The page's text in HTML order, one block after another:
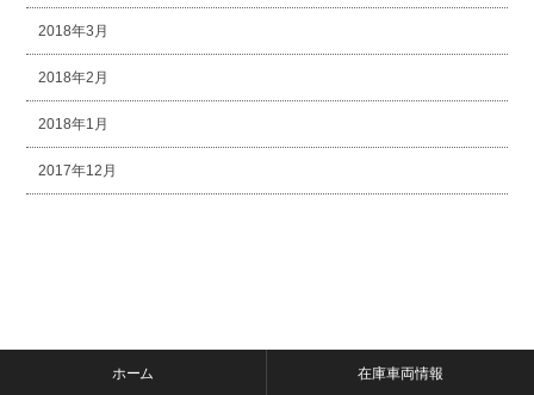
2018年3月
2018年2月
2018年1月
2017年12月
ホーム 在庫車両情報